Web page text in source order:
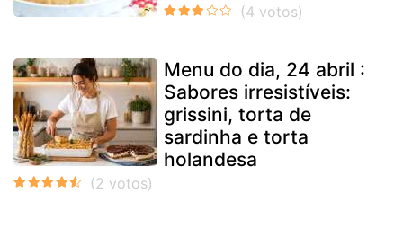
Menu do dia, 24 abril :
Sabores irresistíveis:
grissini, torta de
sardinha e torta
holandesa